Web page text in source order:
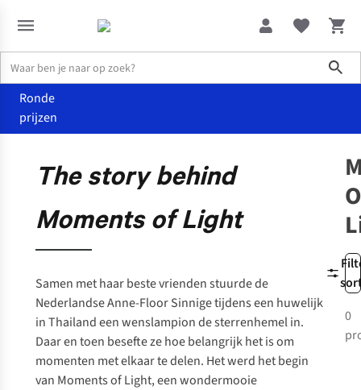
Ronde
prijzen
The story behind
Moments of Light
Samen met haar beste vrienden stuurde de
Nederlandse Anne-Floor Sinnige tijdens een huwelijk
in Thailand een wenslampion de sterrenhemel in.
Daar en toen besefte ze hoe belangrijk het is om
momenten met elkaar te delen. Het werd het begin
van Moments of Light, een wondermooie
0